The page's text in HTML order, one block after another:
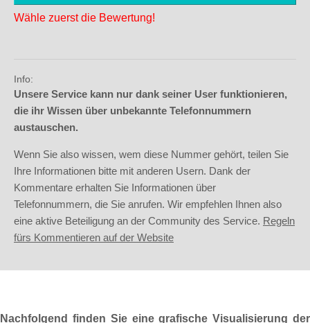
Wähle zuerst die Bewertung!
Info:
Unsere Service kann nur dank seiner User funktionieren,
die ihr Wissen über unbekannte Telefonnummern
austauschen.
Wenn Sie also wissen, wem diese Nummer gehört, teilen Sie
Ihre Informationen bitte mit anderen Usern. Dank der
Kommentare erhalten Sie Informationen über
Telefonnummern, die Sie anrufen. Wir empfehlen Ihnen also
eine aktive Beteiligung an der Community des Service. Regeln
fürs Kommentieren auf der Website
Nachfolgend finden Sie eine grafische Visualisierung der